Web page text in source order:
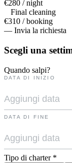
€280 / night
Final cleaning
€310 / booking
— Invia la richiesta
Scegli una
Quando salpi?
DATA DI INIZIO
DATA DI FINE
Tipo di charter *